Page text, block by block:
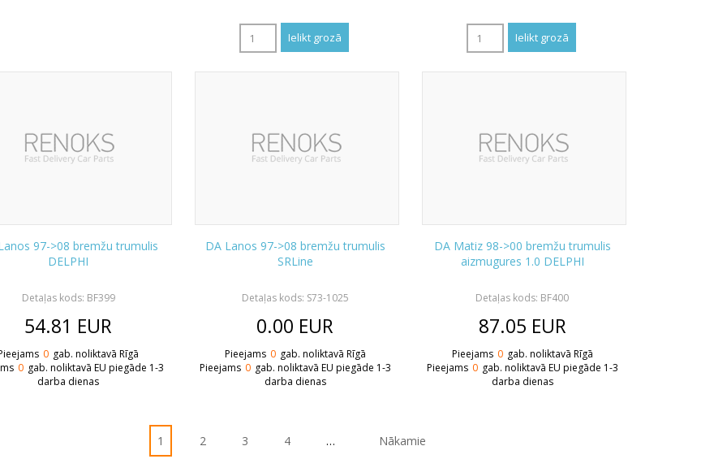
97->08 bremžu trumulis
DELPHI
Detaļas kods: BF399
54.81 EUR
0 gab. noliktavā Rīgā
0 gab. noliktavā EU piegāde 1-3
darba dienas
DA Lanos 97->08 bremžu trumulis
SRLine
Detaļas kods: S73-1025
0.00 EUR
Pieejams 0 gab. noliktavā Rīgā
Pieejams 0 gab. noliktavā EU piegāde 1-3
darba dienas
DA Matiz 98->00 bremžu trumulis
aizmugures 1.0 DELPHI
Detaļas kods: BF400
87.05 EUR
Pieejams 0 gab. noliktavā Rīgā
Pieejams 0 gab. noliktavā EU piegāde 1-3
darba dienas
1 2 3 4 … Nākamie